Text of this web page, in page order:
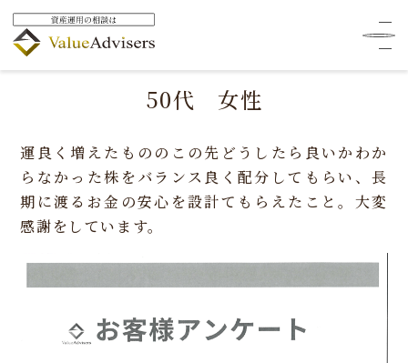
HOME お客様の声
50代 女性
運良く増えたもののこの先どうしたら良いかわか
らなかった株をバランス良く配分してもらい、長
期に渡るお金の安心を設計てもらえたこと。大変
感謝をしています。